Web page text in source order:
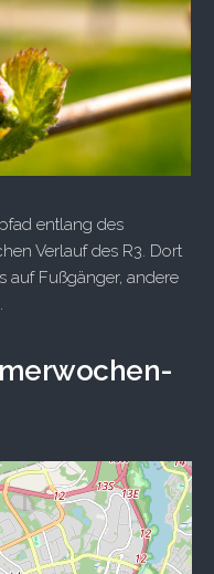
entlang des
Verlauf des R3. Dort
auf Fußgänger, andere